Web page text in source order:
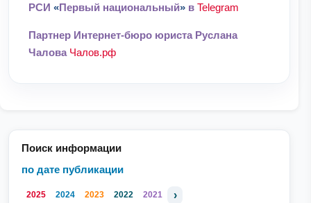
Поиск информации
по дате публикации
2025 2024 2023 2022 2021 ›
РСИ «Первый национальный» в Telegram
Партнер Интернет-бюро юриста Руслана
Чалова Чалов.рф